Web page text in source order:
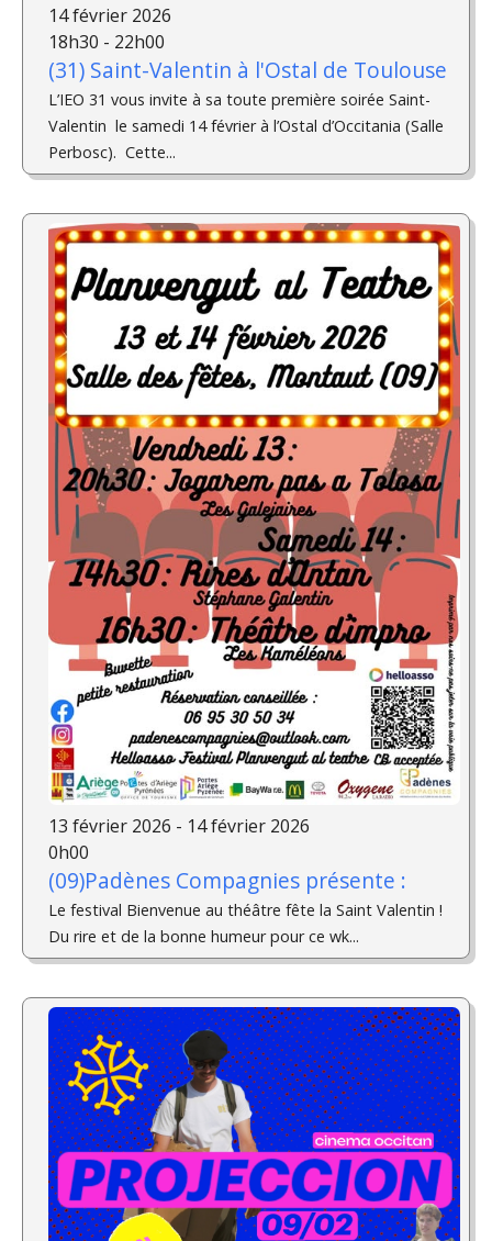
14 février 2026
18h30 - 22h00
(31) Saint-Valentin à l'Ostal de Toulouse
L’IEO 31 vous invite à sa toute première soirée Saint-
Valentin le samedi 14 février à l’Ostal d’Occitania (Salle
Perbosc). Cette...
13 février 2026 - 14 février 2026
0h00
(09)Padènes Compagnies présente :
Le festival Bienvenue au théâtre fête la Saint Valentin !
Du rire et de la bonne humeur pour ce wk...